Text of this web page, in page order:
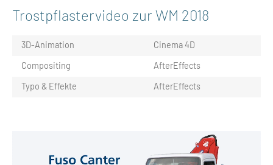
Trostpflastervideo zur WM 2018
3D-Animation
Cinema 4D
Compositing
AfterEffects
Typo & Effekte
AfterEffects